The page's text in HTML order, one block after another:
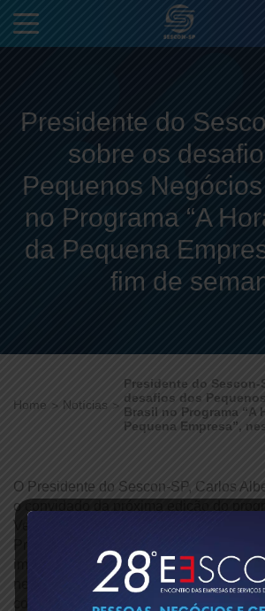
Presidente do
sobre os
Pequenos
no Programa “A
da Pequena
fim de
Home Notícias
Presidente do Sescon-
desafios dos
Brasil no Programa “A
Pequena Empresa”,
O Presidente do Sescon-SP, Carlos
o convidado da próxima edição do
Vez da Pequena Empresa”. Em uma
importantes temas como a reforma
necessidade de aprimoramentos no
como a elevação e indexação dos